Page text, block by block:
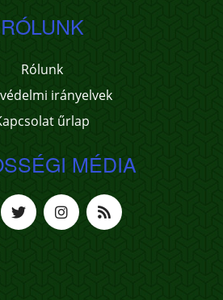
RÓLUNK
Rólunk
irányelvek
űrlap
MÉDIA